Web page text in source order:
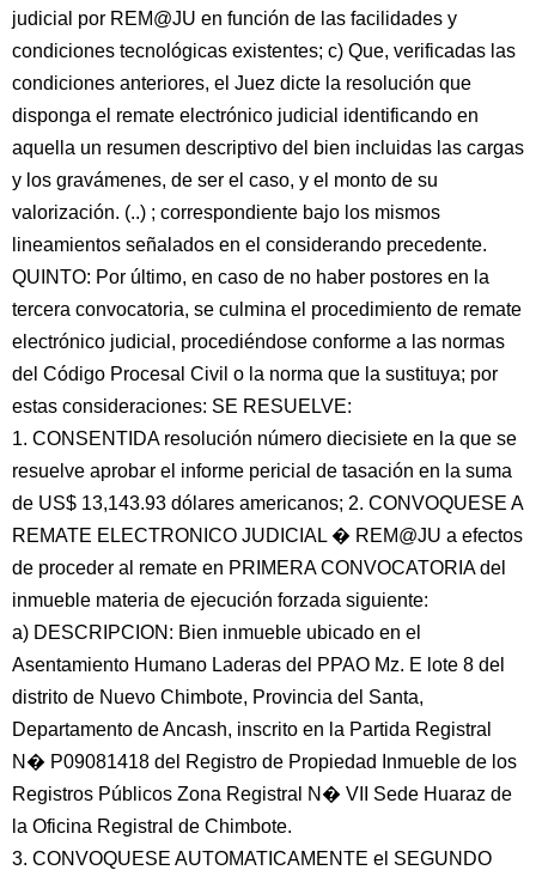
judicial por REM@JU en función de las facilidades y
condiciones tecnológicas existentes; c) Que, verificadas las
condiciones anteriores, el Juez dicte la resolución que
disponga el remate electrónico judicial identificando en
aquella un resumen descriptivo del bien incluidas las cargas
y los gravámenes, de ser el caso, y el monto de su
valorización. (..) ; correspondiente bajo los mismos
lineamientos señalados en el considerando precedente.
QUINTO: Por último, en caso de no haber postores en la
tercera convocatoria, se culmina el procedimiento de remate
electrónico judicial, procediéndose conforme a las normas
del Código Procesal Civil o la norma que la sustituya; por
estas consideraciones: SE RESUELVE:
1. CONSENTIDA resolución número diecisiete en la que se
resuelve aprobar el informe pericial de tasación en la suma
de US$ 13,143.93 dólares americanos; 2. CONVOQUESE A
REMATE ELECTRONICO JUDICIAL � REM@JU a efectos
de proceder al remate en PRIMERA CONVOCATORIA del
inmueble materia de ejecución forzada siguiente:
a) DESCRIPCION: Bien inmueble ubicado en el
Asentamiento Humano Laderas del PPAO Mz. E lote 8 del
distrito de Nuevo Chimbote, Provincia del Santa,
Departamento de Ancash, inscrito en la Partida Registral
N� P09081418 del Registro de Propiedad Inmueble de los
Registros Públicos Zona Registral N� VII Sede Huaraz de
la Oficina Registral de Chimbote.
3. CONVOQUESE AUTOMATICAMENTE el SEGUNDO